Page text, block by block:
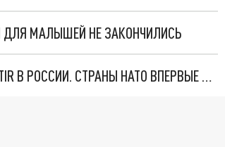
ДЛЯ МАЛЫШЕЙ НЕ ЗАКОНЧИЛИСЬ
"ОЧЕНЬ ПЛОХИЕ НОВОСТИ": БОЛЬШАЯ ОШИБКА PALANTIR В РОССИИ. СТРАНЫ НАТО ВПЕРВЫЕ ЗА СВО ОСТАНОВИЛИ ПОСТАВКИ ОРУЖИЯ. ВСУ ТЕРЯЮТ ПРИГРАНИЧЬЕ?